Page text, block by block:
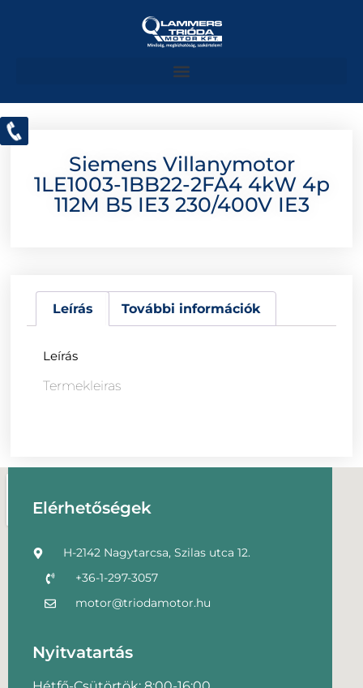
Siemens Villanymotor
1LE1003-1BB22-2FA4 4kW 4p
112M B5 IE3 230/400V IE3
Leírás További információk
Leírás
Termekleiras
Elérhetőségek
H-2142 Nagytarcsa, Szilas utca 12.
+36-1-297-3057
motor@triodamotor.hu
Nyitvatartás